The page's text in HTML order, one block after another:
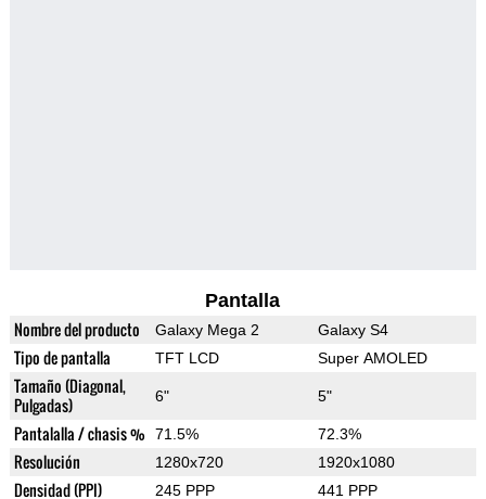
Pantalla
Nombre del producto Galaxy Mega 2 Galaxy S4
Tipo de pantalla TFT LCD Super AMOLED
Tamaño (Diagonal,
Pulgadas)
6" 5"
Pantalalla / chasis % 71.5% 72.3%
Resolución 1280x720 1920x1080
Densidad (PPI) 245 PPP 441 PPP